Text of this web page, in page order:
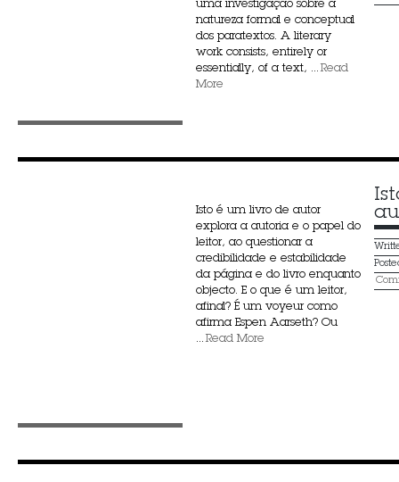
uma investigação sobre a
natureza formal e conceptual
dos paratextos. A literary
work consists, entirely or
essentially, of a text, ... Read
More
Isto é um livro de autor
explora a autoria e o papel do
leitor, ao questionar a
credibilidade e estabilidade
da página e do livro enquanto
objecto. E o que é um leitor,
afinal? É um voyeur como
afirma Espen Aarseth? Ou
... Read More